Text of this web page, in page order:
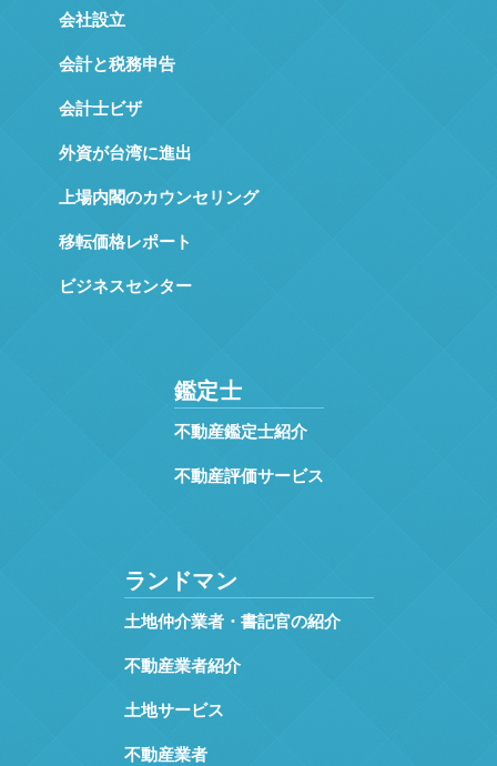
会社設立
会計と税務申告
会計士ビザ
外資が台湾に進出
上場内閣のカウンセリング
移転価格レポート
ビジネスセンター
鑑定士
不動産鑑定士紹介
不動産評価サービス
ランドマン
土地仲介業者・書記官の紹介
不動産業者紹介
土地サービス
不動産業者